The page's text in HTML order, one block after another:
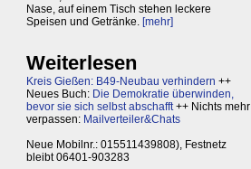
Nase, auf einem Tisch stehen leckere
Speisen und Getränke. [mehr]
Weiterlesen
Kreis Gießen: B49-Neubau verhindern ++
Neues Buch: Die Demokratie überwinden,
bevor sie sich selbst abschafft++ Nichts mehr
verpassen: Mailverteiler&Chats
Neue Mobilnr.: 015511439808), Festnetz
bleibt 06401-903283